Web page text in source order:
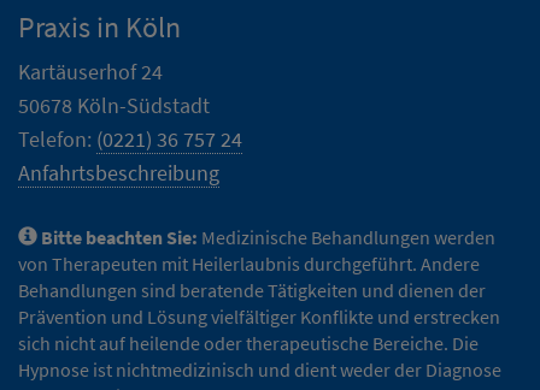
Praxis in Köln
Kartäuserhof 24
50678 Köln-Südstadt
Telefon: (0221) 36 757 24
Anfahrtsbeschreibung
Bitte beachten Sie: Medizinische Behandlungen werden
von Therapeuten mit Heilerlaubnis durchgeführt. Andere
Behandlungen sind beratende Tätigkeiten und dienen der
Prävention und Lösung vielfältiger Konflikte und erstrecken
sich nicht auf heilende oder therapeutische Bereiche. Die
Hypnose ist nichtmedizinisch und dient weder der Diagnose